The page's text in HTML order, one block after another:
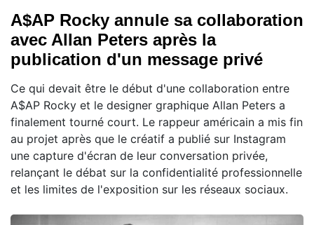
A$AP Rocky annule sa collaboration
avec Allan Peters après la
publication d'un message privé
Ce qui devait être le début d'une collaboration entre
A$AP Rocky et le designer graphique Allan Peters a
finalement tourné court. Le rappeur américain a mis fin
au projet après que le créatif a publié sur Instagram
une capture d'écran de leur conversation privée,
relançant le débat sur la confidentialité professionnelle
et les limites de l'exposition sur les réseaux sociaux.